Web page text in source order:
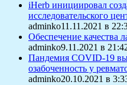
iHerb инициировал
исследовательского
adminko11.11.2021 в
Обеспечение качества
adminko9.11.2021 в
Пандемия COVID-19
озабоченность у
adminko20.10.2021 в